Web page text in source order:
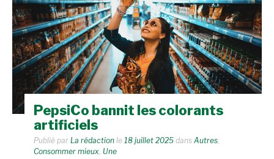
PepsiCo bannit les colorants
artificiels
Publié par La rédaction le 18 juillet 2025 dans Autres,
Consommer mieux, Une